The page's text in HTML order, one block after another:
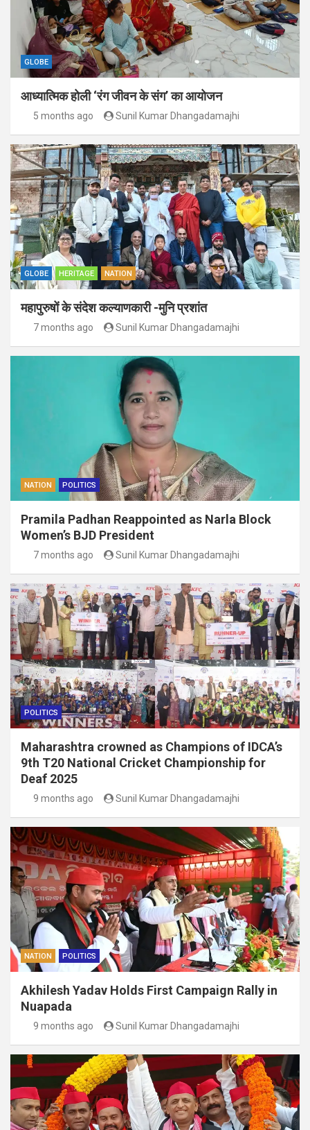
GLOBE
आध्यात्मिक होली ‘रंग जीवन के संग’ का आयोजन
5 months ago Sunil Kumar Dhangadamajhi
GLOBE HERITAGE NATION
महापुरुषों के संदेश कल्याणकारी -मुनि प्रशांत
7 months ago Sunil Kumar Dhangadamajhi
NATION POLITICS
Pramila Padhan Reappointed as Narla Block
Women’s BJD President
7 months ago Sunil Kumar Dhangadamajhi
POLITICS
Maharashtra crowned as Champions of IDCA’s
9th T20 National Cricket Championship for
Deaf 2025
9 months ago Sunil Kumar Dhangadamajhi
NATION POLITICS
Akhilesh Yadav Holds First Campaign Rally in
Nuapada
9 months ago Sunil Kumar Dhangadamajhi